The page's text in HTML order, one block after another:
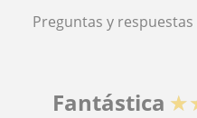
Preguntas y respuestas
Fantástica